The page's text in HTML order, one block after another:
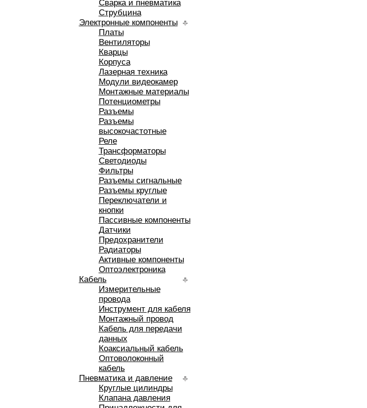
Сварка и пневматика
Струбцина
Электронные компоненты
Платы
Вентиляторы
Кварцы
Корпуса
Лазерная техника
Модули видеокамер
Монтажные материалы
Потенциометры
Разъемы
Разъемы
высокочастотные
Реле
Трансформаторы
Светодиоды
Фильтры
Разъемы сигнальные
Разъемы круглые
Переключатели и
кнопки
Пассивные компоненты
Датчики
Предохранители
Радиаторы
Активные компоненты
Оптоэлектроника
Кабель
Измерительные
провода
Инструмент для кабеля
Монтажный провод
Кабель для передачи
данных
Коаксиальный кабель
Оптоволоконный
кабель
Пневматика и давление
Круглые цилиндры
Клапана давления